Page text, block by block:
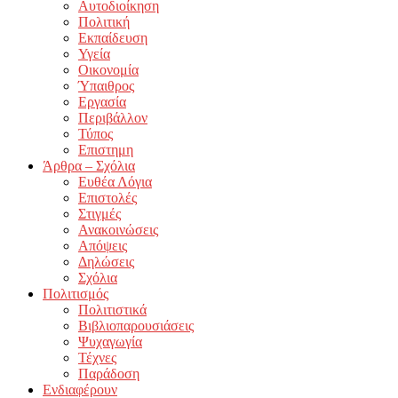
Αυτοδιοίκηση
Πολιτική
Εκπαίδευση
Υγεία
Οικονομία
Ύπαιθρος
Εργασία
Περιβάλλον
Τύπος
Επιστημη
Άρθρα – Σχόλια
Ευθέα Λόγια
Επιστολές
Στιγμές
Ανακοινώσεις
Απόψεις
Δηλώσεις
Σχόλια
Πολιτισμός
Πολιτιστικά
Βιβλιοπαρουσιάσεις
Ψυχαγωγία
Τέχνες
Παράδοση
Ενδιαφέρουν